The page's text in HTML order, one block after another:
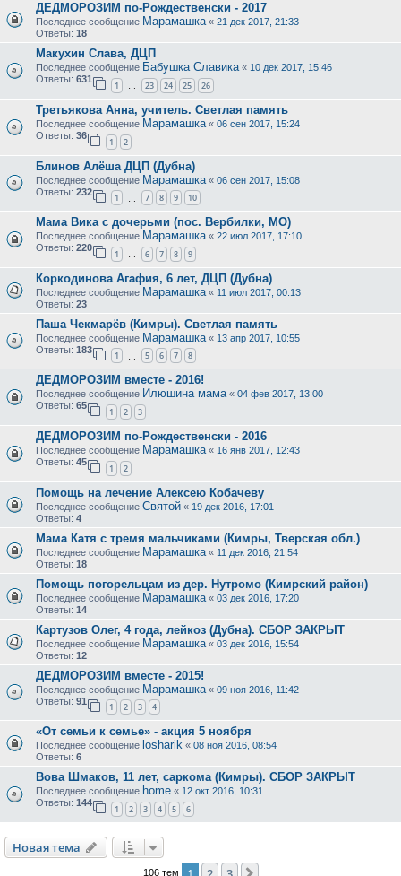
ДЕДМОРОЗИМ по-Рождественски - 2017
Последнее сообщение Марамашка « 21 дек 2017, 21:33
Ответы: 18
Макухин Слава, ДЦП
Последнее сообщение Бабушка Славика « 10 дек 2017, 15:46
Ответы: 631
1 … 23 24 25 26
Третьякова Анна, учитель. Светлая память
Последнее сообщение Марамашка « 06 сен 2017, 15:24
Ответы: 36
1 2
Блинов Алёша ДЦП (Дубна)
Последнее сообщение Марамашка « 06 сен 2017, 15:08
Ответы: 232
1 7 8 9 10
Мама Вика с дочерьми (пос. Вербилки, МО)
Последнее сообщение Марамашка « 22 июл 2017, 17:10
Ответы: 220
1 … 6 7 8 9
Коркодинова Агафия, 6 лет, ДЦП (Дубна)
Последнее сообщение Марамашка « 11 июл 2017, 00:13
Ответы: 23
Паша Чекмарёв (Кимры). Светлая память
Последнее сообщение Марамашка « 13 апр 2017, 10:55
Ответы: 183
1 5 6 7 8
ДЕДМОРОЗИМ вместе - 2016!
Последнее сообщение Илюшина мама« 04 фев 2017, 13:00
Ответы: 65
1 2 3
ДЕДМОРОЗИМ по-Рождественски - 2016
Последнее сообщение Марамашка « 16 янв 2017, 12:43
Ответы: 45
1 2
Помощь на лечение Алексею Кобачеву
Последнее сообщение Святой « 19 дек 2016, 17:01
Ответы: 4
Мама Катя с тремя мальчиками (Кимры, Тверская обл.)
Последнее сообщение Марамашка « 11 дек 2016, 21:54
Ответы: 18
Помощь погорельцам из дер. Нутромо (Кимрский район)
Последнее сообщение Марамашка « 03 дек 2016, 17:20
Ответы: 14
Картузов Олег, 4 года, лейкоз (Дубна). СБОР ЗАКРЫТ
Последнее сообщение Марамашка « 03 дек 2016, 15:54
Ответы: 12
ДЕДМОРОЗИМ вместе - 2015!
Последнее сообщение Марамашка « 09 ноя 2016, 11:42
Ответы: 91
1 2 3 4
«От семьи к семье» - акция 5 ноября
Последнее сообщение losharik « 08 ноя 2016, 08:54
Ответы: 6
Вова Шмаков, 11 лет, саркома (Кимры). СБОР ЗАКРЫТ
Последнее сообщение home « 12 окт 2016, 10:31
Ответы: 144
1 2 3 4 5 6
Новая тема
106 тем